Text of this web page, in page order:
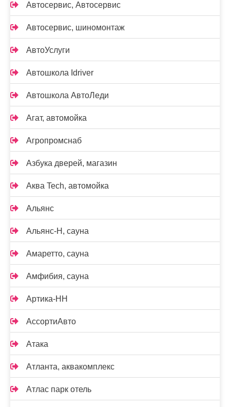
Автосервис, Автосервис
Автосервис, шиномонтаж
АвтоУслуги
Автошкола Idriver
Автошкола АвтоЛеди
Агат, автомойка
Агропромснаб
Азбука дверей, магазин
Аква Tech, автомойка
Альянс
Альянс-Н, сауна
Амаретто, сауна
Амфибия, сауна
Артика-НН
АссортиАвто
Атака
Атланта, аквакомплекс
Атлас парк отель